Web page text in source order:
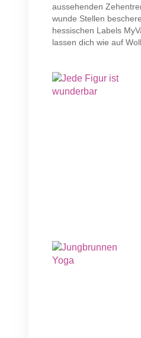
aussehenden
wunde Stellen
hessischen Labels
lassen dich wie auf